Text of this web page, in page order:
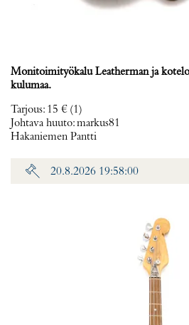
Monitoimityökalu Leatherman ja
kulumaa.
Tarjous: 15 € (1)
Johtava huuto:markus81
Hakaniemen Pantti
20.8.2026 19:58:00